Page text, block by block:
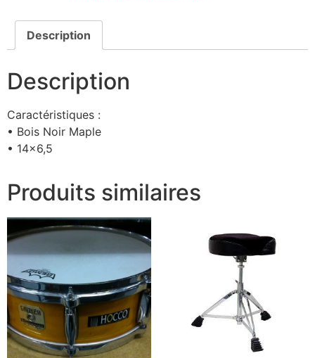
Description
Description
Caractéristiques :
• Bois Noir Maple
• 14×6,5
Produits similaires